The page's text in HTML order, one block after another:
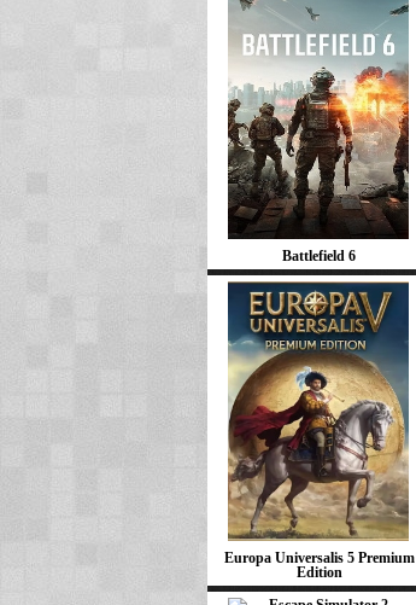
Battlefield 6
Europa Universalis 5 Premium
Edition